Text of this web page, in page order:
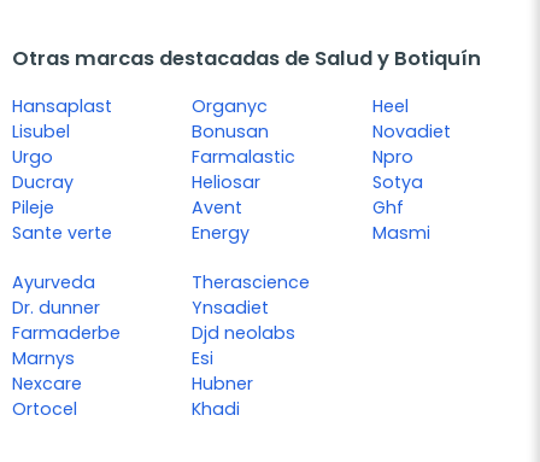
Otras marcas destacadas de Salud y Botiquín
Hansaplast
Lisubel
Urgo
Ducray
Pileje
Sante verte
Organyc
Bonusan
Farmalastic
Heliosar
Avent
Energy
Heel
Novadiet
Npro
Sotya
Ghf
Masmi
Ayurveda
Dr. dunner
Farmaderbe
Marnys
Nexcare
Ortocel
Therascience
Ynsadiet
Djd neolabs
Esi
Hubner
Khadi